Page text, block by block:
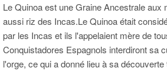
Le Quinoa est une Graine Ancestrale aux
aussi riz des Incas.Le Quinoa était
par les Incas et ils l'appelaient mère de
Conquistadores Espagnols interdiront sa
l'orge, ce qui a donné lieu à sa découverte